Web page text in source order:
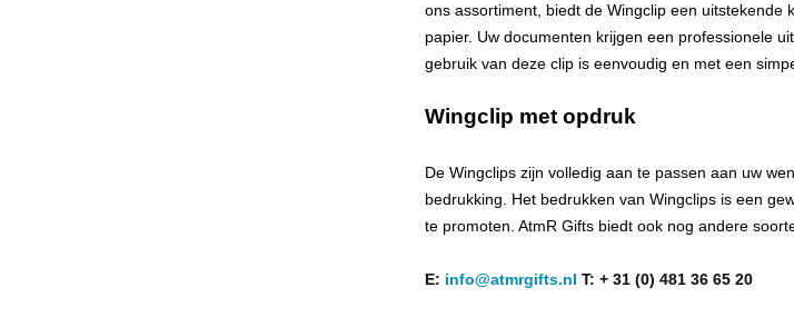
ons assortiment, biedt de Wingclip een uitstekende
papier. Uw documenten krijgen een professionele
gebruik van deze clip is eenvoudig en met een
Wingclip met opdruk
De Wingclips zijn volledig aan te passen aan uw
bedrukking. Het bedrukken van Wingclips is een
te promoten. AtmRGifts biedt ook nog andere
E: info@atmrgifts.nl T: + 31 (0) 481 36 65 20